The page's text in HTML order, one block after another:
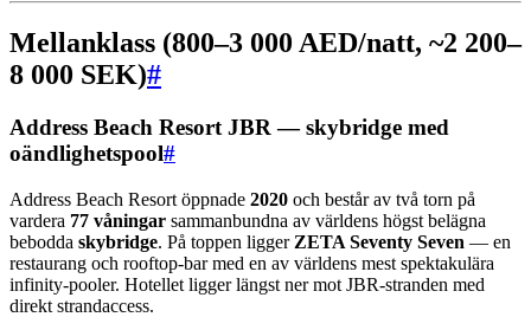
Mellanklass (800–3 000 AED/natt, ~2 200–
8 000 SEK)#
Address Beach Resort JBR — skybridge med
oändlighetspool#
Address Beach Resort öppnade 2020 och består av två torn på
vardera 77 våningar sammanbundna av världens högst belägna
bebodda skybridge. På toppen ligger ZETA Seventy Seven — en
restaurang och rooftop-bar med en av världens mest spektakulära
infinity-pooler. Hotellet ligger längst ner mot JBR-stranden med
direkt strandaccess.